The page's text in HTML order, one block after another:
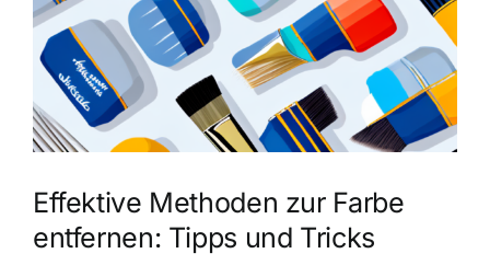
Effektive Methoden zur Farbe
entfernen: Tipps und Tricks